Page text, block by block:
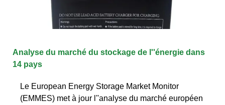
Analyse du marché du stockage de l''énergie dans
14 pays
Le European Energy Storage Market Monitor
(EMMES) met à jour l''analyse du marché européen